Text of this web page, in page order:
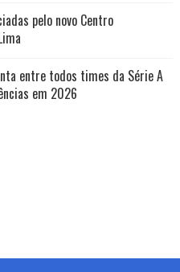
pelo novo Centro
entre todos times da Série A
em 2026